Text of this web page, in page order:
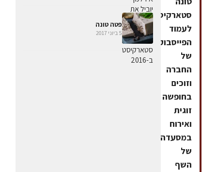
סטארקיסט
לעמוד
הפייסבוק
של
החברה
וזוכים
בחופשה
זוגית
ואירוח
במסעדה
של
השף
פטה טונה
5 ביוני 2017